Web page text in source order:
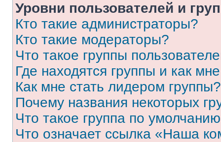
Уровни пользователей и
Кто такие администраторы?
Кто такие модераторы?
Что такое группы
Где находятся группы и как
Как мне стать лидером группы?
Почему названия некоторых
Что такое группа по
Что означает ссылка «Наша